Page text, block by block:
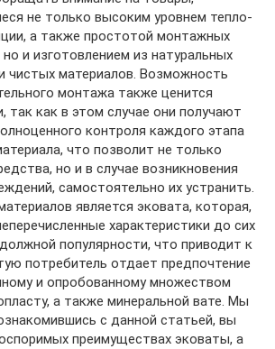
не только высоким уровнем тепло-
а также простотой монтажных
и изготовлением из натуральных
чистых материалов. Возможность
монтажа также ценится
так как в этом случае они получают
контроля каждого этапа
что позволит не только
но и в случае возникновения
самостоятельно их устранить.
является эковата, которая,
характеристики до сих
популярности, что приводит к
потребитель отдает предпочтение
и опробованному множеством
а также минеральной вате. Мы
с данной статьей, вы
преимуществах эковаты, а